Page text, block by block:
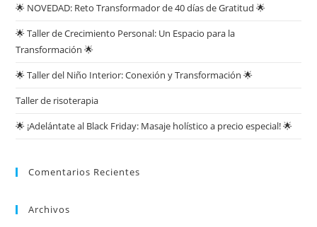
🌟 NOVEDAD: Reto Transformador de 40 días de Gratitud 🌟
🌟 Taller de Crecimiento Personal: Un Espacio para la
Transformación 🌟
🌟 Taller del Niño Interior: Conexión y Transformación 🌟
Taller de risoterapia
🌟 ¡Adelántate al Black Friday: Masaje holístico a precio especial! 🌟
Comentarios Recientes
Archivos